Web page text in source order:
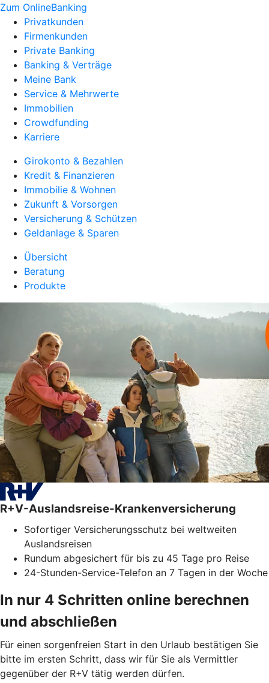
Zum OnlineBanking
Privatkunden
Firmenkunden
Private Banking
Banking & Verträge
Meine Bank
Service & Mehrwerte
Immobilien
Crowdfunding
Karriere
Girokonto & Bezahlen
Kredit & Finanzieren
Immobilie & Wohnen
Zukunft & Vorsorgen
Versicherung & Schützen
Geldanlage & Sparen
Übersicht
Beratung
Produkte
R+V-Auslandsreise-Krankenversicherung
Sofortiger Versicherungsschutz bei weltweiten
Auslandsreisen
Rundum abgesichert für bis zu 45 Tage pro Reise
24-Stunden-Service-Telefon an 7 Tagen in der Woche
In nur 4 Schritten online berechnen
und abschließen
Für einen sorgenfreien Start in den Urlaub bestätigen Sie
bitte im ersten Schritt, dass wir für Sie als Vermittler
gegenüber der R+V tätig werden dürfen.